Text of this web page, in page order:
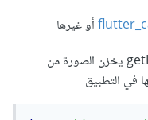
أو غيرها
getLocalPathForNetworkImage يخزن الصورة من
في التطبيق